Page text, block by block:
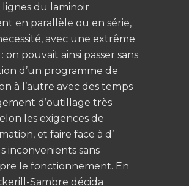
lignes du laminoir
en parallèle ou en série,
avec une extrême
on pouvait ainsi passer sans
d’un programme de
à l’autre avec des temps
d’outillage très
les exigences de
et faire face à d’
inconvenients sans
le fonctionnement. En
Sambre décida